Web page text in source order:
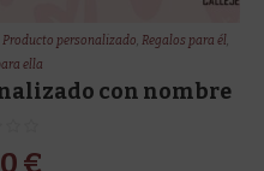
Producto personalizado,Regalos para él,
ella
con nombre
€